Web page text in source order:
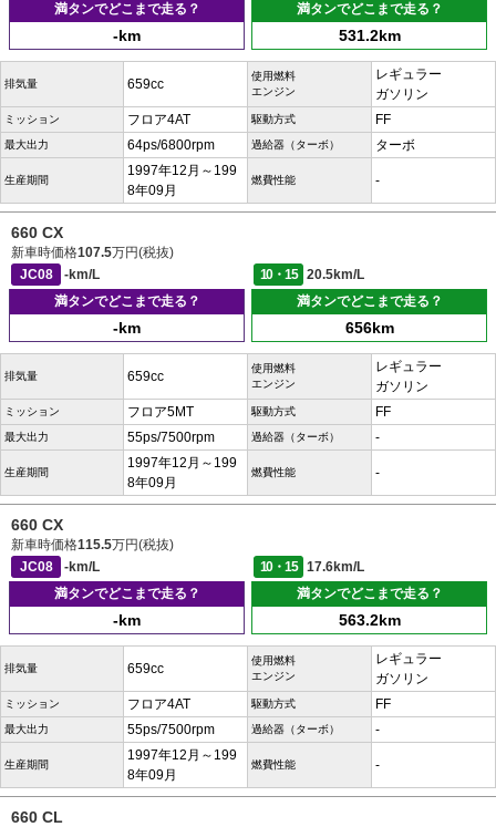
満タンでどこまで走る？
-km
満タンでどこまで走る？
531.2km
排気量 659cc
使用燃料
エンジン
レギュラー
ガソリン
ミッション フロア4AT 駆動方式 FF
最大出力 64ps/6800rpm 過給器（ターボ） ターボ
生産期間
1997年12月～199
8年09月
燃費性能 -
660 CX
新車時価格107.5万円(税抜)
JC08
-km/L 10・15
20.5km/L
満タンでどこまで走る？
-km
満タンでどこまで走る？
656km
排気量 659cc
使用燃料
エンジン
レギュラー
ガソリン
ミッション フロア5MT 駆動方式 FF
最大出力 55ps/7500rpm 過給器（ターボ） -
生産期間
1997年12月～199
8年09月
燃費性能 -
660 CX
新車時価格115.5万円(税抜)
JC08
-km/L 10・15
17.6km/L
満タンでどこまで走る？
-km
満タンでどこまで走る？
563.2km
排気量 659cc
使用燃料
エンジン
レギュラー
ガソリン
ミッション フロア4AT 駆動方式 FF
最大出力 55ps/7500rpm 過給器（ターボ） -
生産期間
1997年12月～199
8年09月
燃費性能 -
660 CL